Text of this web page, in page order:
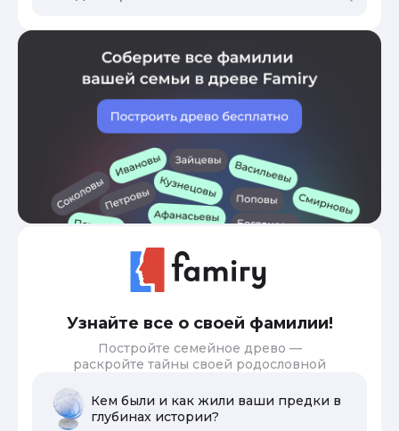
Узнайте все о своей фамилии!
Постройте семейное древо —
раскройте тайны своей родословной
Кем были и как жили ваши предки в
глубинах истории?